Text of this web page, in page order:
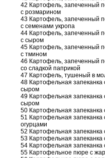
42 Картофель, запеченный
с розмарином
43 Картофель, запеченный
с семенами укропа
44 Картофель, запеченный
с сыром
45 Картофель, запеченный
с тмином
46 Картофель, запеченный
со сладкой паприкой
47 Картофель, тушеный в
48 Картофельная запеканка
сыром
49 Картофельная запеканка
сыром
50 Картофельная запеканка
51 Картофельная запеканка
огурцами
52 Картофельная запеканка
53 Картофельная запеканка
54 Картофельная запеканка
55 Картофельное пюре с